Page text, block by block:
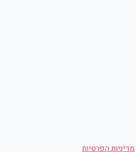
מדיניות הפרטיות